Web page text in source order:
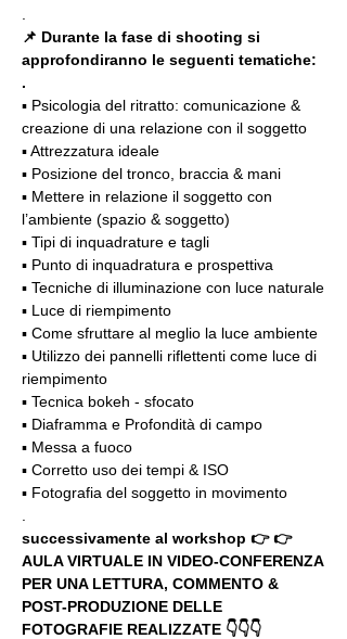
📌 Durante la fase di shooting si
approfondiranno le seguenti tematiche:
.
▪️ Psicologia del ritratto: comunicazione &
creazione di una relazione con il soggetto
▪️ Attrezzatura ideale
▪️ Posizione del tronco, braccia & mani
▪️ Mettere in relazione il soggetto con
l’ambiente (spazio & soggetto)
▪️ Tipi di inquadrature e tagli
▪️ Punto di inquadratura e prospettiva
▪️ Tecniche di illuminazione con luce naturale
▪️ Luce di riempimento
▪️ Come sfruttare al meglio la luce ambiente
▪️ Utilizzo dei pannelli riflettenti come luce di
riempimento
▪️ Tecnica bokeh - sfocato
▪️ Diaframma e Profondità di campo
▪️ Messa a fuoco
▪️ Corretto uso dei tempi & ISO
▪️ Fotografia del soggetto in movimento
successivamente al workshop 👉 👉
AULA VIRTUALE IN VIDEO-CONFERENZA
PER UNA LETTURA, COMMENTO &
POST-PRODUZIONE DELLE
FOTOGRAFIE REALIZZATE 👇👇👇